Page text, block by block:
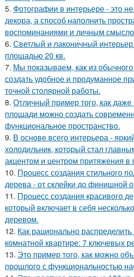
5. Фотографии в интерьере - это
декора, а способ наполнить
воспоминаниями и личным
6. Светлый и лаконичный интерьер
площадью 20 кв.
7. Мы показываем, как из
создать удобное и продуманное
точной столярной работы.
8. Отличный пример того, как даже
площади можно создать
функциональное пространство.
9. В основе всего интерьера -
холодильник, который стал
акцентом и центром притяжения в
10. Процесс создания стильного
дерева - от склейки до финишной
11. Процесс создания красивого
который включает в себя
деревом.
12. Как рационально
комнатной квартире: 7 ключевых
13. Это пример того, как можно
прошлого с функциональностью